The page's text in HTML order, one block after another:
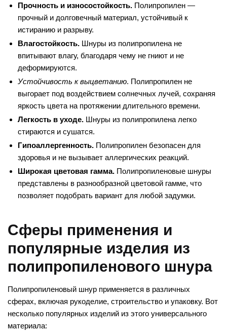
Прочность и износостойкость. Полипропилен —
прочный и долговечный материал, устойчивый к
истиранию и разрыву.
Влагостойкость. Шнуры из полипропилена не
впитывают влагу, благодаря чему не гниют и не
деформируются.
Устойчивость к выцветанию. Полипропилен не
выгорает под воздействием солнечных лучей, сохраняя
яркость цвета на протяжении длительного времени.
Легкость в уходе. Шнуры из полипропилена легко
стираются и сушатся.
Гипоаллергенность. Полипропилен безопасен для
здоровья и не вызывает аллергических реакций.
Широкая цветовая гамма. Полипропиленовые шнуры
представлены в разнообразной цветовой гамме, что
позволяет подобрать вариант для любой задумки.
Сферы применения и
популярные изделия из
полипропиленового шнура
Полипропиленовый шнур применяется в различных
сферах, включая рукоделие, строительство и упаковку. Вот
несколько популярных изделий из этого универсального
материала: